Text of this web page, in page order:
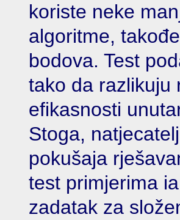
koriste neke
algoritme,
bodova. Test
tako da razlikuju
efikasnosti
Stoga,
pokušaja
test primjerima
zadatak za